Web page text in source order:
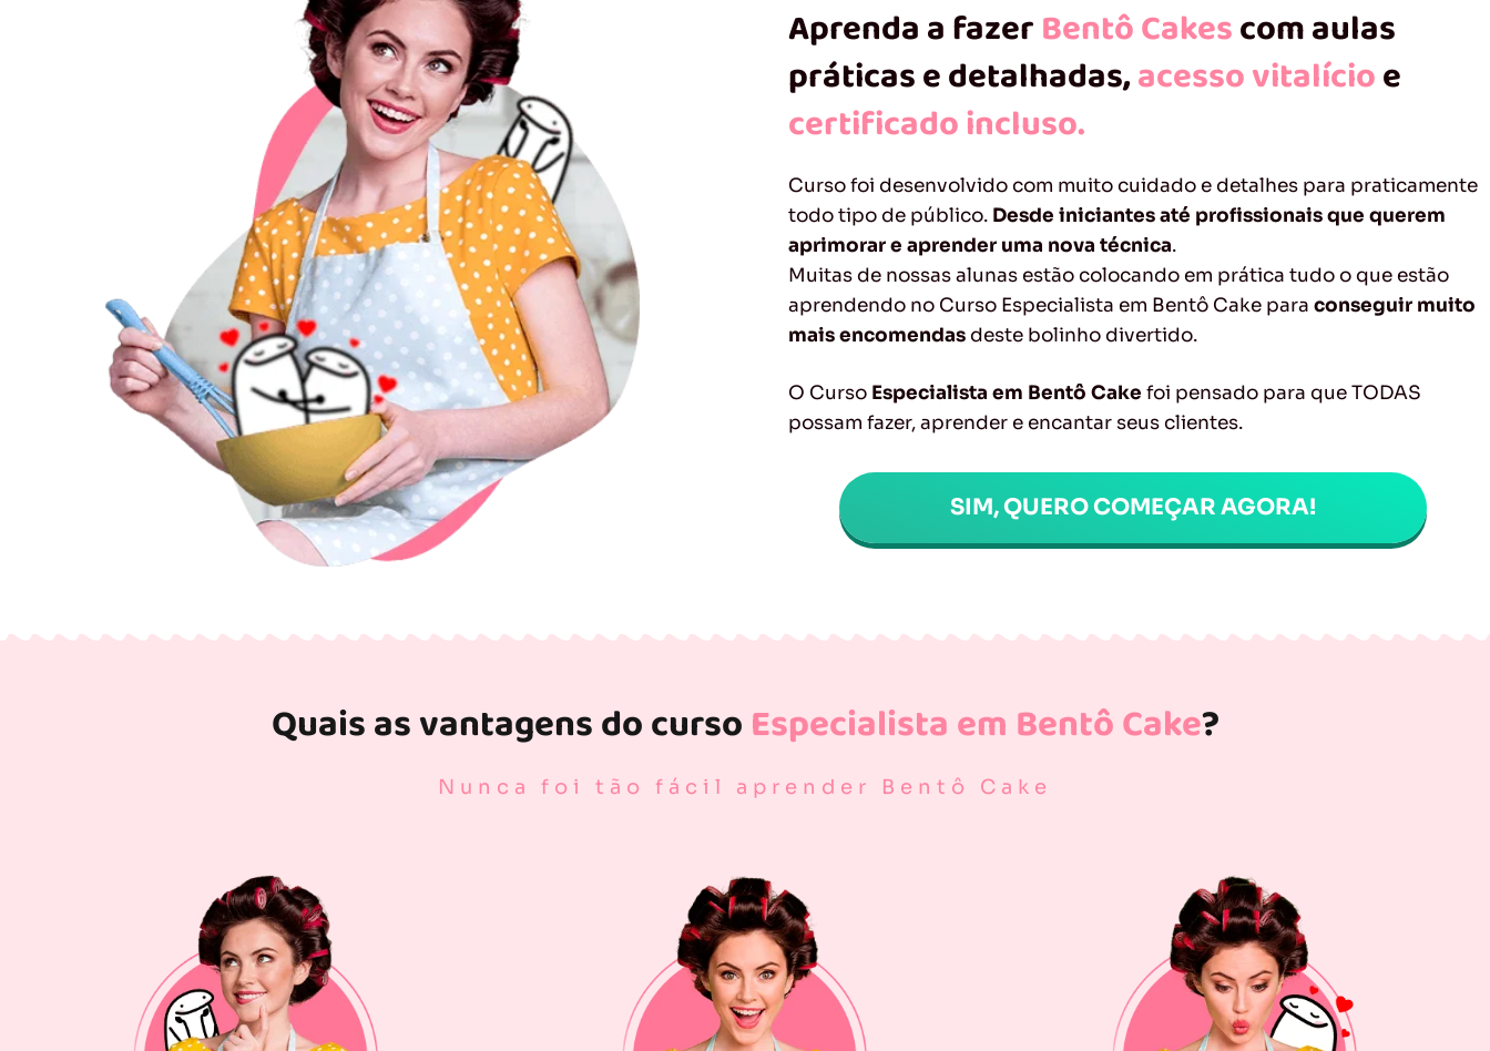
Aprenda a fazerBentô Cakescom aulas
práticas e detalhadas,acesso vitalícioe
certificado incluso.
Curso foi desenvolvido com muito cuidado e detalhes para praticamente
todo tipo de público. Desde iniciantes até profissionais que querem
aprimorar e aprender uma nova técnica.
Muitas de nossas alunas estão colocando em prática tudo o que estão
aprendendo no Curso Especialista em Bentô Cake paraconseguir muito
mais encomendasdeste bolinho divertido.
O Curso Especialista em Bentô Cake foi pensado para que TODAS
possam fazer, aprender e encantar seus clientes.
SIM, QUERO COMEÇAR AGORA!
Quais as vantagens do cursoEspecialista em Bentô Cake?
Nunca foi tão fácil aprender Bentô Cake